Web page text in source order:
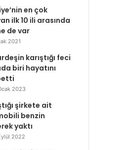
en çok
ilk 10 ili arasında
de var
2021
karıştığı feci
biri hayatını
2023
şirkete ait
benzin
yaktı
2022